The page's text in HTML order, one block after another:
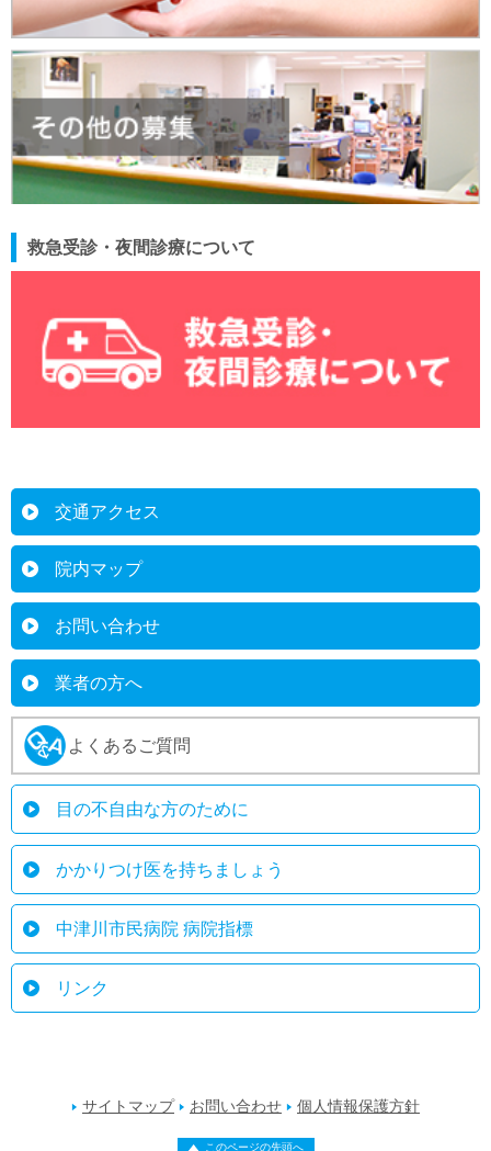
救急受診・夜間診療について
交通アクセス
院内マップ
お問い合わせ
業者の方へ
よくあるご質問
目の不自由な方のために
かかりつけ医を持ちましょう
中津川市民病院 病院指標
リンク
サイトマップ お問い合わせ 個人情報保護方針
このページの先頭へ